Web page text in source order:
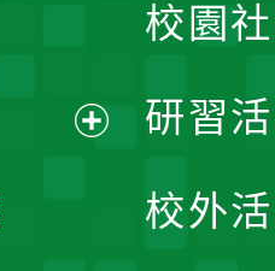
校園
研習
校外